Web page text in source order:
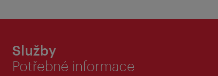
Služby
Potřebné informace